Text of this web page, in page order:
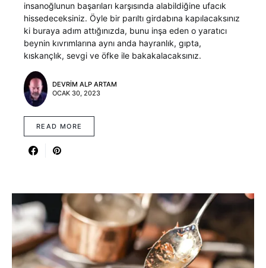
insanoğlunun başarıları karşısında alabildiğine ufacık
hissedeceksiniz. Öyle bir parıltı girdabına kapılacaksınız
ki buraya adım attığınızda, bunu inşa eden o yaratıcı
beynin kıvrımlarına aynı anda hayranlık, gıpta,
kıskançlık, sevgi ve öfke ile bakakalacaksınız.
DEVRIM ALP ARTAM
OCAK 30, 2023
READ MORE